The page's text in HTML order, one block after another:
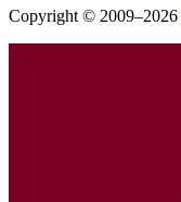
Copyright © 2009–2026